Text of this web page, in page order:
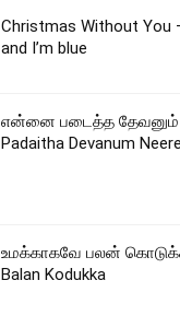
Christmas Without You
and I’m blue
என்னை படைத்த தேவனும்
Padaitha Devanum Neere
உமக்காகவே பலன்
Balan Kodukka